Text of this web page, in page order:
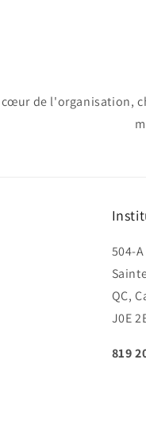
de l'organisation,
504-
QC,
J0E
819